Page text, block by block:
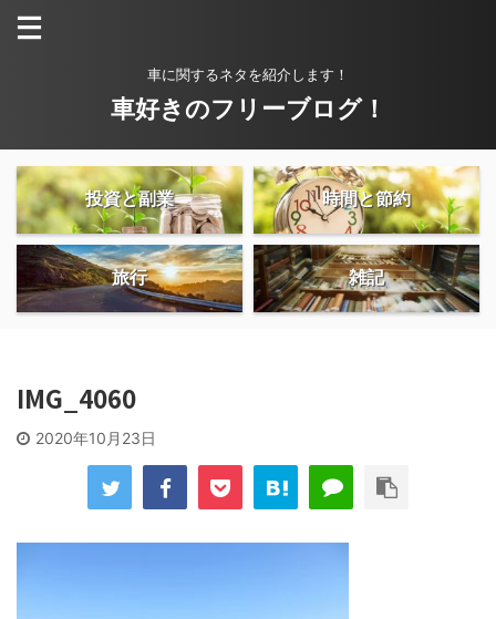
車に関するネタを紹介します！
車好きのフリーブログ！
投資と副業 時間と節約
旅行 雑記
IMG_4060
2020年10月23日